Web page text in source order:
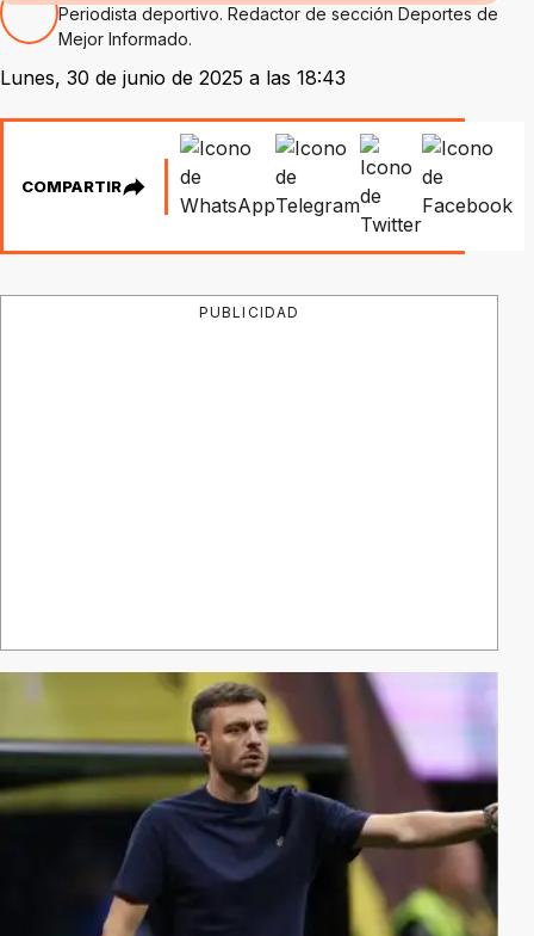
Periodista deportivo. Redactor de sección Deportes de
Mejor Informado.
Lunes, 30 de junio de 2025 a las 18:43
COMPARTIR
PUBLICIDAD